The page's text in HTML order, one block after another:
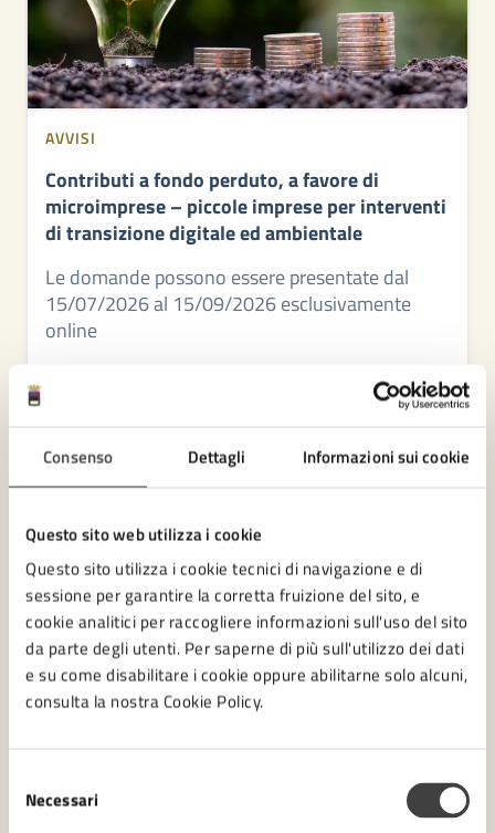
Consenso Dettagli Informazioni sui cookie
Questo sito web utilizza i cookie
Questo sito utilizza i cookie tecnici di navigazione e di
sessione per garantire la corretta fruizione del sito, e
cookie analitici per raccogliere informazioni sull'uso del sito
da parte degli utenti. Per saperne di più sull'utilizzo dei dati
e su come disabilitare i cookie oppure abilitarne solo alcuni,
consulta la nostra Cookie Policy.
delNecessari
AVVISI
Contributi a fondo perduto, a favore di
microimprese – piccole imprese per interventi
di transizione digitale ed ambientale
Le domande possono essere presentate dal
15/07/2026 al 15/09/2026 esclusivamente
online
Eventi
Agosto 2026
07
Omaggio a Claudia Cardinale